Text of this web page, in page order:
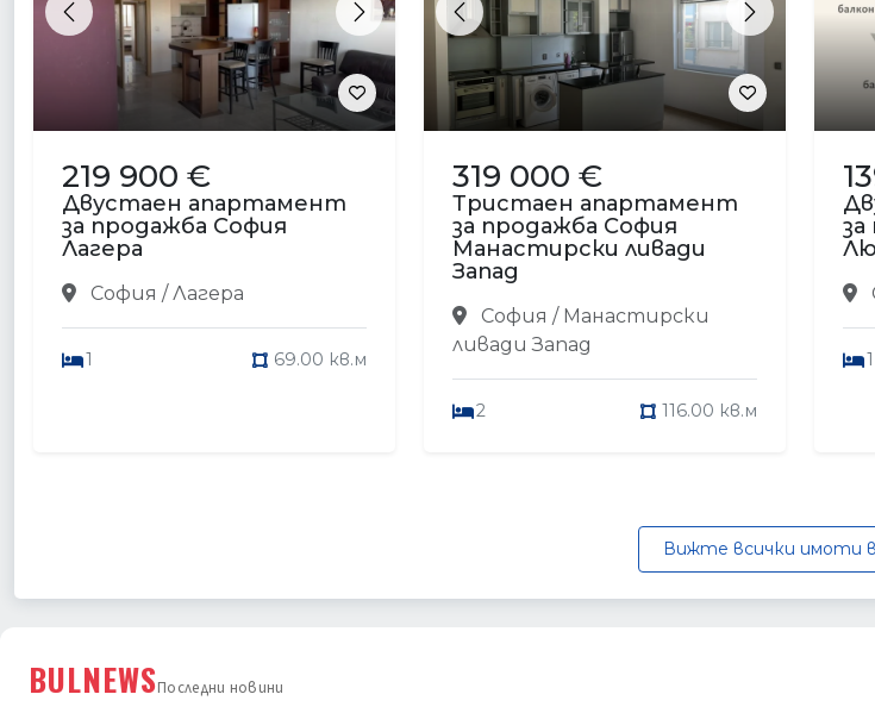
Previous Next
219 900 €
Двустаен апартамент
за продажба София
Лагера
София / Лагера
1 69.00 кв.м
Previous Next
319 000 €
Тристаен апартамент
за продажба София
Манастирски ливади
Запад
София / Манастирски
ливади Запад
2 116.00 кв.м
1
Вижте всички имоти
BULNEWSПоследни новини